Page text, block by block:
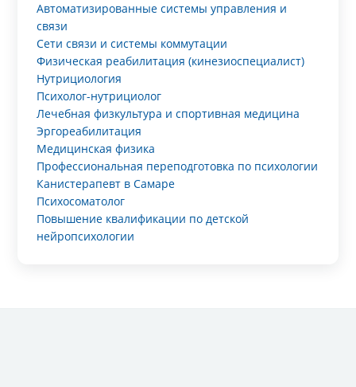
Автоматизированные системы управления и
связи
Сети связи и системы коммутации
Физическая реабилитация (кинезиоспециалист)
Нутрициология
Психолог-нутрициолог
Лечебная физкультура и спортивная медицина
Эргореабилитация
Медицинская физика
Профессиональная переподготовка по психологии
Канистерапевт в Самаре
Психосоматолог
Повышение квалификации по детской
нейропсихологии